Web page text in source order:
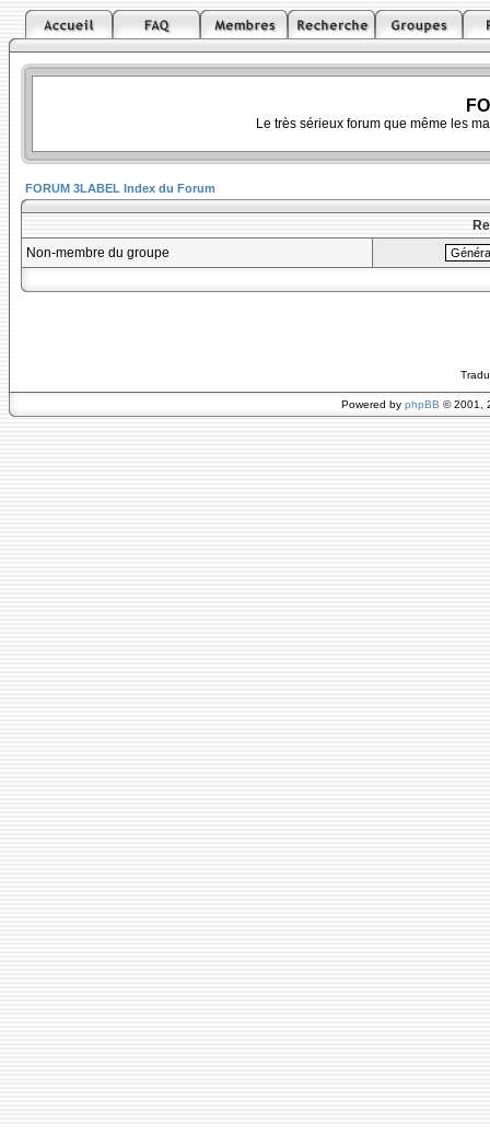
Le très sérieux forum que même les
FORUM 3LABEL Index du Forum
Non-membre du groupe
Powered by phpBB © 2001,